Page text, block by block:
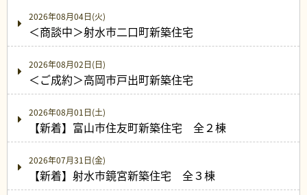
2026年08月04日(火)
＜商談中＞射水市二口町新築住宅
2026年08月02日(日)
＜ご成約＞高岡市戸出町新築住宅
2026年08月01日(土)
【新着】富山市住友町新築住宅 全２棟
2026年07月31日(金)
【新着】射水市鏡宮新築住宅 全３棟